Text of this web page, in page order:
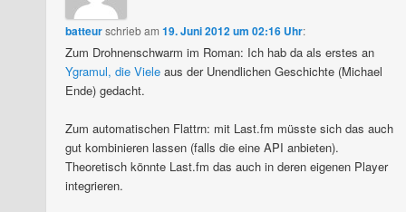
batteurschriebam19. Juni 2012 um 02:16 Uhr:
Zum Drohnenschwarm im Roman: Ich hab da als erstes an
Ygramul, die Viele aus der Unendlichen Geschichte (Michael
Ende) gedacht.
Zum automatischen Flattrn: mit Last.fm müsste sich das auch
gut kombinieren lassen (falls die eine API anbieten).
Theoretisch könnte Last.fm das auch in deren eigenen Player
integrieren.